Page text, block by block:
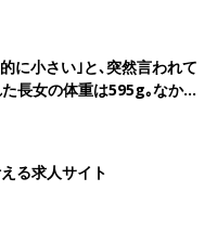
に小さい｣と､突然言われて
長女の体重は595g｡なかな
低出生体重児】
る求人サイト